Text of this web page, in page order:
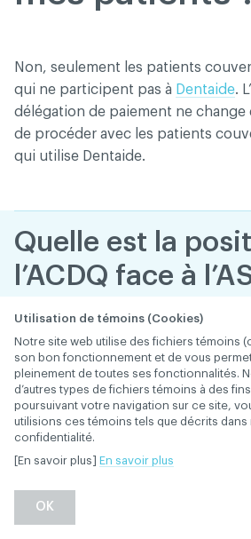
Non, seulement les patients
qui ne participent pas à Dentaide.
délégation de paiement ne change
de procéder avec les patients
qui utilise Dentaide.
Quelle est la
l’ACDQ face à
autres
promettent de
de la clientèle
dentistes si
pratiquent leurs
POSITIONS DE L'ACDQ
Association des chirurgiens dentistes
tous droits réservés
Conditions d'utilisation et politique de
Utilisation de témoins (Cookies)
Notre site web utilise des fichiers témoins
son bon fonctionnement et de vous
pleinement de toutes ses fonctionnalités.
d’autres types de fichiers témoins à des
poursuivant votre navigation sur ce site,
utilisions ces témoins tels que décrits
confidentialité.
[En savoir plus] En savoir plus
OK